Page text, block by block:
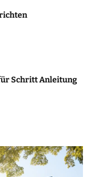
Schritt Anleitung